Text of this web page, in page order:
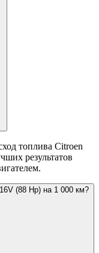
топлива Citroen
результатов
(88 Hp) на 1 000 км?